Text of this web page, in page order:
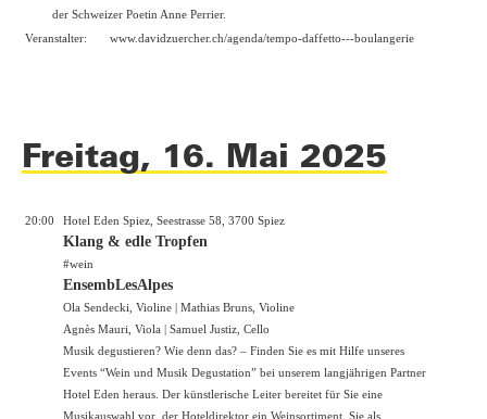
der Schweizer Poetin Anne Perrier.
Veranstalter:
www.davidzuercher.ch/agenda/tempo-daffetto---boulangerie
Freitag, 16. Mai 2025
20:00 Hotel Eden Spiez, Seestrasse 58, 3700 Spiez
Klang & edle Tropfen
#wein
EnsembLesAlpes
Ola Sendecki, Violine | Mathias Bruns, Violine
Agnès Mauri, Viola | Samuel Justiz, Cello
Musik degustieren? Wie denn das? – Finden Sie es mit Hilfe unseres
Events “Wein und Musik Degustation” bei unserem langjährigen Partner
Hotel Eden heraus. Der künstlerische Leiter bereitet für Sie eine
Musikauswahl vor, der Hoteldirektor ein Weinsortiment. Sie als